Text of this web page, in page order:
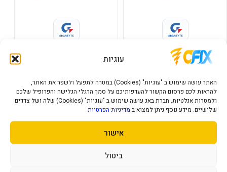
עוגיות
האתר עושה שימוש ב "עוגיות" (Cookies) במטרה לתפעל ולשפר את האתר,
להראות לכם פרסום הקשור להעדפותיכם על סמך הרגלי הגלישה והפרופיל שלכם
ולמטרות אנלטיות. חברת באג עושה שימוש ב "עוגיות" (Cookies) שלה ושל צדדים
שלישיים. מידע נוסף ניתן למצוא ב מדיניות הפרטיות
אישור
ביטול
לוח אם GIGABYTE A520M DS3H
V2 1.0 AM4 AMD MICRO-ATX
303
הוסף לסל הוסף לסל
במלאי במלאי